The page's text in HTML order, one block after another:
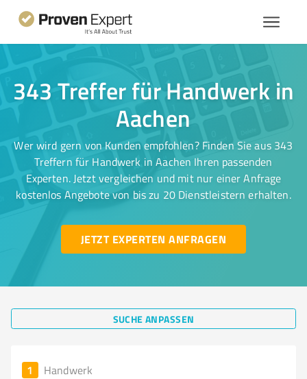
343 Treffer für Handwerk in
Aachen
Wer wird gern von Kunden empfohlen? Finden Sie aus 343
Treffern für Handwerk in Aachen Ihren passenden
Experten. Jetzt vergleichen und mit nur einer Anfrage
kostenlos Angebote von bis zu 20 Dienstleistern erhalten.
JETZT EXPERTEN ANFRAGEN
SUCHE ANPASSEN
1 Handwerk